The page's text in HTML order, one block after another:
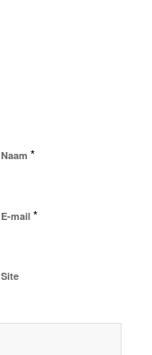
Naam *
E-mail *
Site